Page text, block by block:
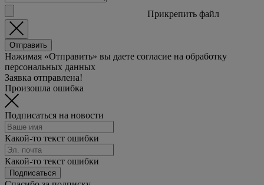
Прикрепить файл
Отправить
Нажимая «Отправить» вы даете согласие на обработку
персональных данных
Заявка отправлена!
Произошла ошибка
Подписаться на новости
Какой-то текст ошибки
Какой-то текст ошибки
Подписаться